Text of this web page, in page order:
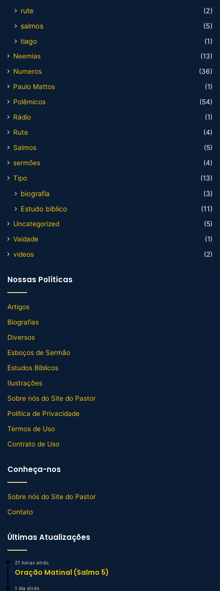
rute
(2)
salmos
(5)
tiago
(1)
Neemias
(13)
Numeros
(36)
Paulo Mattos
(1)
Polêmicos
(54)
Rádio
(1)
Rute
(4)
Salmos
(5)
sermões
(4)
Tipo
(13)
biografia
(3)
Estudo biblico
(11)
Uncategorized
(5)
Vaidade
(1)
videos
(2)
Nossas Políticas
Artigos
Biografias
Diversos
Esboços de Sermão
Estudos Bíblicos
Ilustrações
Sobre nós do Site do Pastor
Política de Privacidade
Termos de Uso
Contrato de Uso
Conheça-nos
Sobre nós do Site do Pastor
Contato
Últimas Atualizações
21 horas atrás
Oração Matinal (Salmo 5)
1 dia atrás